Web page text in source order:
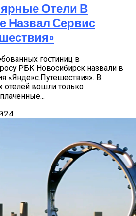
Отели В
Назвал Сервис
гостиниц в
РБК Новосибирск назвали в
«Яндекс.Путешествия». В
отелей вошли только